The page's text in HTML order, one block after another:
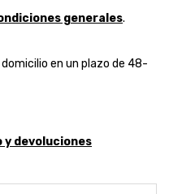
generales.
en un plazo de 48-
y devoluciones